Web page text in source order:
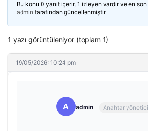
Bu konu 0 yanıt içerir, 1 izleyen vardır ve en son
admin tarafından güncellenmiştir.
1 yazı görüntüleniyor (toplam 1)
19/05/2026: 10:24 pm
A admin Anahtar yönetici